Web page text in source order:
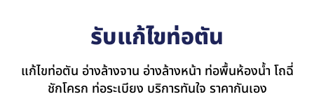
รับแก้ไขท่อตัน
แก้ไขท่อตัน อ่างล้างจาน อ่างล้างหน้า ท่อพื้นห้องน้ำ โถฉี่
ชักโครก ท่อระเบียง บริการทันใจ ราคากันเอง